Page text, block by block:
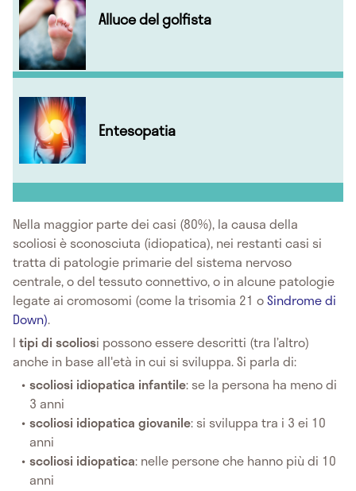
Alluce del golfista
Entesopatia
Nella maggior parte dei casi (80%), la causa della
scoliosi è sconosciuta (idiopatica), nei restanti casi si
tratta di patologie primarie del sistema nervoso
centrale, o del tessuto connettivo, o in alcune patologie
legate ai cromosomi (come la trisomia 21 oSindrome di
Down).
I tipi di scoliosi possono essere descritti (tra l’altro)
anche in base all'età in cui si sviluppa. Si parla di:
scoliosi idiopatica infantile: se la persona ha meno di
3 anni
scoliosi idiopatica giovanile: si sviluppa tra i 3 ei 10
anni
scoliosi idiopatica: nelle persone che hanno più di 10
anni